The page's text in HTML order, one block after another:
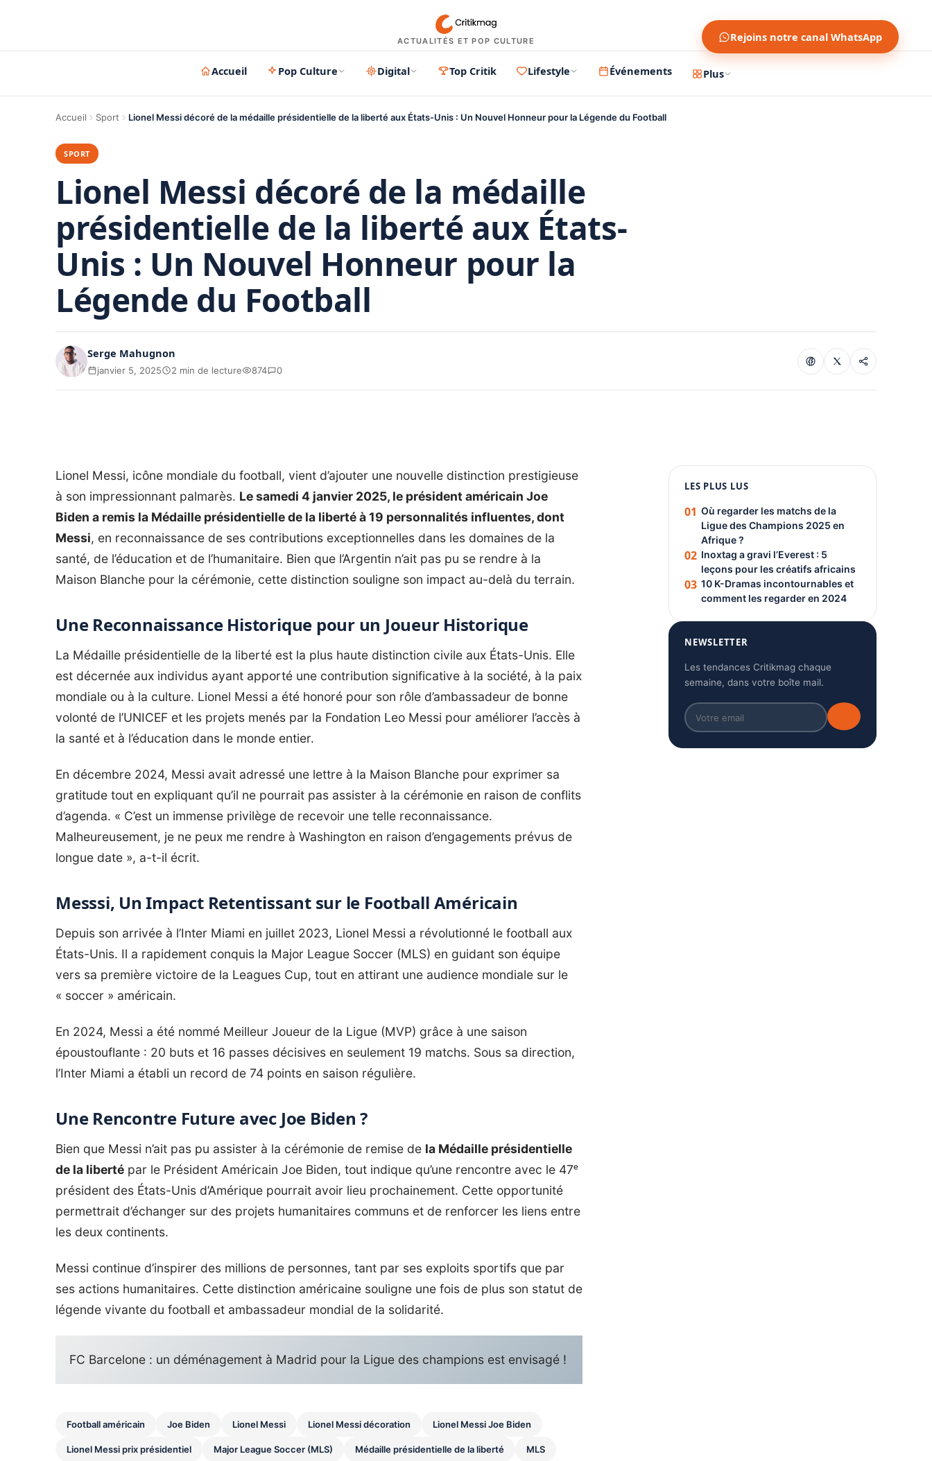
ACTUALITÉS ET POP CULTURE Rejoins notre canal WhatsApp
Accueil Pop Culture Digital Top Critik Lifestyle Événements Plus
Accueil Sport Lionel Messi décoré de la médaille présidentielle de la liberté aux États-Unis : Un Nouvel Honneur pour la Légende du Football
SPORT
Lionel Messi décoré de la médaille
présidentielle de la liberté aux États-
Unis : Un Nouvel Honneur pour la
Légende du Football
Serge Mahugnon
janvier 5, 2025 2 min de lecture 874 0
Lionel Messi, icône mondiale du football, vient d’ajouter une nouvelle distinction prestigieuse
à son impressionnant palmarès. Le samedi 4 janvier 2025, le président américain Joe
Biden a remis la Médaille présidentielle de la liberté à 19 personnalités influentes, dont
Messi, en reconnaissance de ses contributions exceptionnelles dans les domaines de la
santé, de l’éducation et de l’humanitaire. Bien que l’Argentin n’ait pas pu se rendre à la
Maison Blanche pour la cérémonie, cette distinction souligne son impact au-delà du terrain.
Une Reconnaissance Historique pour un Joueur Historique
La Médaille présidentielle de la liberté est la plus haute distinction civile aux États-Unis. Elle
est décernée aux individus ayant apporté une contribution significative à la société, à la paix
mondiale ou à la culture. Lionel Messi a été honoré pour son rôle d’ambassadeur de bonne
volonté de l’UNICEF et les projets menés par la Fondation Leo Messi pour améliorer l’accès à
la santé et à l’éducation dans le monde entier.
En décembre 2024, Messi avait adressé une lettre à la Maison Blanche pour exprimer sa
gratitude tout en expliquant qu’il ne pourrait pas assister à la cérémonie en raison de conflits
d’agenda. « C’est un immense privilège de recevoir une telle reconnaissance.
Malheureusement, je ne peux me rendre à Washington en raison d’engagements prévus de
longue date », a-t-il écrit.
Messsi, Un Impact Retentissant sur le Football Américain
Depuis son arrivée à l’Inter Miami en juillet 2023, Lionel Messi a révolutionné le football aux
États-Unis. Il a rapidement conquis la Major League Soccer (MLS) en guidant son équipe
vers sa première victoire de la Leagues Cup, tout en attirant une audience mondiale sur le
« soccer » américain.
En 2024, Messi a été nommé Meilleur Joueur de la Ligue (MVP) grâce à une saison
époustouflante : 20 buts et 16 passes décisives en seulement 19 matchs. Sous sa direction,
l’Inter Miami a établi un record de 74 points en saison régulière.
Une Rencontre Future avec Joe Biden ?
Bien que Messi n’ait pas pu assister à la cérémonie de remise de la Médaille présidentielle
de la liberté par le Président Américain Joe Biden, tout indique qu’une rencontre avec le 47ᵉ
président des États-Unis d’Amérique pourrait avoir lieu prochainement. Cette opportunité
permettrait d’échanger sur des projets humanitaires communs et de renforcer les liens entre
les deux continents.
Messi continue d’inspirer des millions de personnes, tant par ses exploits sportifs que par
ses actions humanitaires. Cette distinction américaine souligne une fois de plus son statut de
légende vivante du football et ambassadeur mondial de la solidarité.
FC Barcelone : un déménagement à Madrid pour la Ligue des champions est envisagé !
Football américain Joe Biden Lionel Messi Lionel Messi décoration Lionel Messi Joe Biden
Lionel Messi prix présidentiel Major League Soccer (MLS) Médaille présidentielle de la liberté MLS
PUBLICITÉ
LES PLUS LUS
01 Où regarder les matchs de la
Ligue des Champions 2025 en
Afrique ?
02 Inoxtag a gravi l’Everest : 5
leçons pour les créatifs africains
03 10 K-Dramas incontournables et
comment les regarder en 2024
NEWSLETTER
Les tendances Critikmag chaque
semaine, dans votre boîte mail.